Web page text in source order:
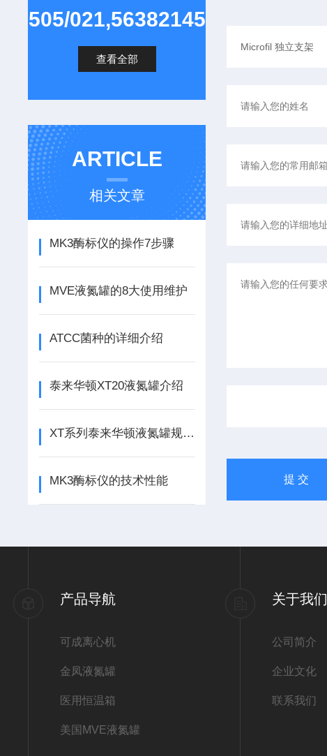
505/021,56382145
查看全部
ARTICLE
相关文章
MK3酶标仪的操作7步骤
MVE液氮罐的8大使用维护
ATCC菌种的详细介绍
泰来华顿XT20液氮罐介绍
XT系列泰来华顿液氮罐规格及贮存量介绍
MK3酶标仪的技术性能
产品导航
可成离心机
金凤液氮罐
医用恒温箱
美国MVE液氮罐
关于我们
公司简介
企业文化
联系我们